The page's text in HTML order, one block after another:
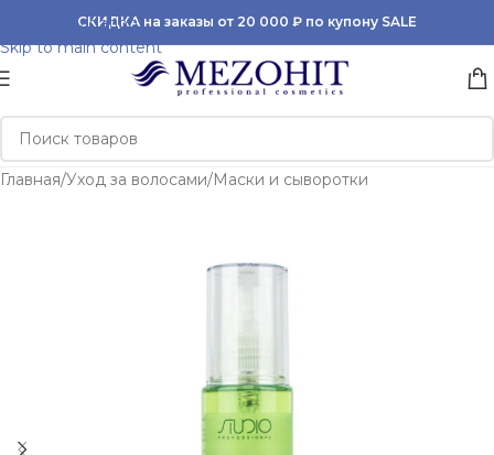
Skip to navigation
Skip to main content
СКИДКА на заказы от 20 000 ₽ по купону SALE
Главная/Уход за волосами/Маски и сыворотки